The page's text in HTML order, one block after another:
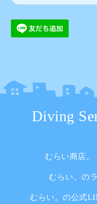
Diving
むらい商店。
むらい。の
むらい。の公式